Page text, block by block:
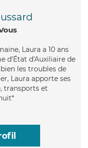
Laura a 10 ans
d'État d'Auxiliaire de
les troubles de
Laura apporte ses
transports et